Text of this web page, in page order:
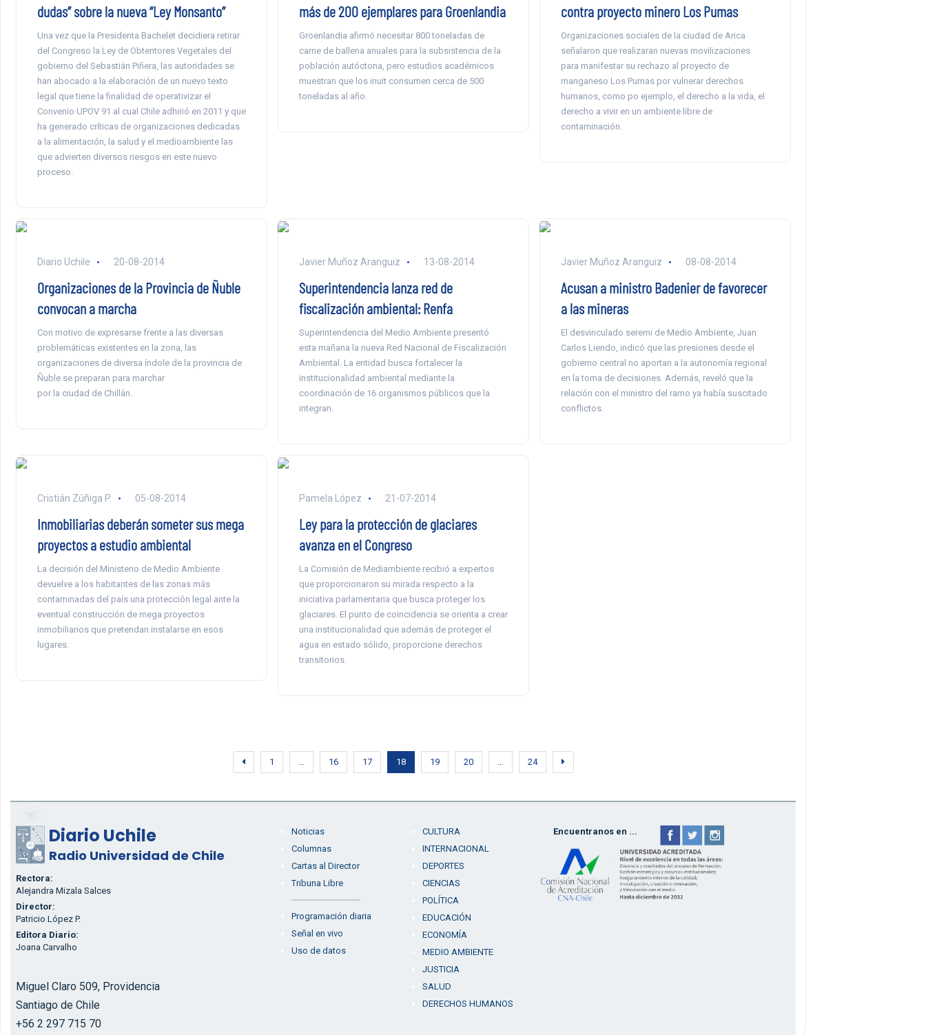
dudas” sobre la nueva “Ley Monsanto”
Una vez que la Presidenta Bachelet decidiera retirar
del Congreso la Ley de Obtentores Vegetales del
gobierno del Sebastián Piñera, las autoridades se
han abocado a la elaboración de un nuevo texto
legal que tiene la finalidad de operativizar el
Convenio UPOV 91 al cual Chile adhirió en 2011 y que
ha generado críticas de organizaciones dedicadas
a la alimentación, la salud y el medioambiente las
que advierten diversos riesgos en este nuevo
proceso.
más de 200 ejemplares para Groenlandia
Groenlandia afirmó necesitar 800 toneladas de
carne de ballena anuales para la subsistencia de la
población autóctona, pero estudios académicos
muestran que los inuit consumen cerca de 500
toneladas al año.
contra proyecto minero Los Pumas
Organizaciones sociales de la ciudad de Arica
señalaron que realizaran nuevas movilizaciones
para manifestar su rechazo al proyecto de
manganeso Los Pumas por vulnerar derechos
humanos, como po ejemplo, el derecho a la vida, el
derecho a vivir en un ambiente libre de
contaminación.
Diario Uchile 20-08-2014
Organizaciones de la Provincia de Ñuble
convocan a marcha
Con motivo de expresarse frente a las diversas
problemáticas existentes en la zona, las
organizaciones de diversa índole de la provincia de
Ñuble se preparan para marchar
por la ciudad de Chillán.
Javier Muñoz Aranguiz 13-08-2014
Superintendencia lanza red de
fiscalización ambiental: Renfa
Superintendencia del Medio Ambiente presentó
esta mañana la nueva Red Nacional de Fiscalización
Ambiental. La entidad busca fortalecer la
institucionalidad ambiental mediante la
coordinación de 16 organismos públicos que la
integran.
Javier Muñoz Aranguiz 08-08-2014
Acusan a ministro Badenier de favorecer
a las mineras
El desvinculado seremi de Medio Ambiente, Juan
Carlos Liendo, indicó que las presiones desde el
gobierno central no aportan a la autonomía regional
en la toma de decisiones. Además, reveló que la
relación con el ministro del ramo ya había suscitado
conflictos.
Cristián Zúñiga P. 05-08-2014
Inmobiliarias deberán someter sus mega
proyectos a estudio ambiental
La decisión del Ministerio de Medio Ambiente
devuelve a los habitantes de las zonas más
contaminadas del país una protección legal ante la
eventual construcción de mega proyectos
inmobiliarios que pretendan instalarse en esos
lugares.
Pamela López 21-07-2014
Ley para la protección de glaciares
avanza en el Congreso
La Comisión de Mediambiente recibió a expertos
que proporcionaron su mirada respecto a la
iniciativa parlamentaria que busca proteger los
glaciares. El punto de coincidencia se orienta a crear
una institucionalidad que además de proteger el
agua en estado sólido, proporcione derechos
transitorios.
1 … 16 17 18 19 20 … 24
Diario Uchile
Radio Universidad de Chile
Rectora:
Alejandra Mizala Salces
Director:
Patricio López P.
Editora Diario:
Joana Carvalho
Miguel Claro 509, Providencia
Santiago de Chile
+56 2 297 715 70
Noticias
Columnas
Cartas al Director
Tribuna Libre
Programación diaria
Señal en vivo
Uso de datos
CULTURA
INTERNACIONAL
DEPORTES
CIENCIAS
POLÍTICA
EDUCACIÓN
ECONOMÍA
MEDIO AMBIENTE
JUSTICIA
SALUD
DERECHOS HUMANOS
Encuentranos en ...